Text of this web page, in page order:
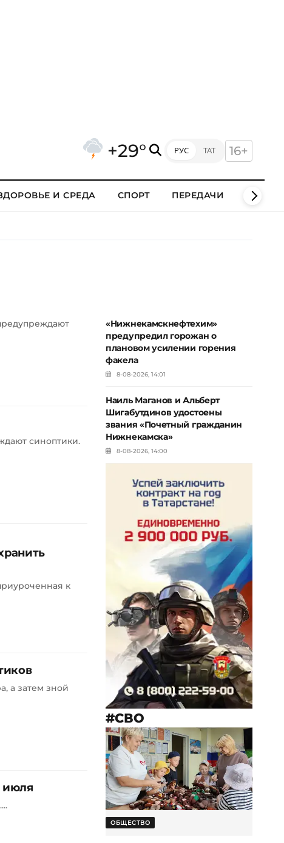
+29° РУС ТАТ 16+
И СРЕДА СПОРТ ПЕРЕДАЧИ КЛИПЫ
синоптики.
к
а затем зной
июля
«Нижнекамскнефтехим»
предупредил горожан о
плановом усилении горения
факела
8-08-2026, 14:01
Наиль Маганов и Альберт
Шигабутдинов удостоены
звания «Почетный гражданин
Нижнекамска»
8-08-2026, 14:00
#СВО
ОБЩЕСТВО